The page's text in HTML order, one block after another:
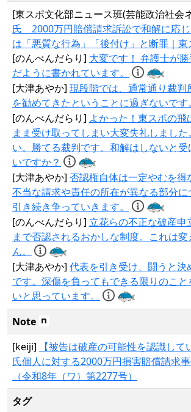
[東スポ文化部ニュース班(芸能政治社会
氏 2000万円賠償請求訴訟で和解に応
は「悪質な行為」「後付け」と断罪｜東
[のんべんだらり] 大変です！ 弁護士が
だように書かれています。
[大津あやか] 現段階では、通常通り裁判
を勧めてきたということに過ぎないです。
[のんべんだらり] よかった！東スポの
まま受け取ってしまい大変失礼しました
い。勝てる裁判です。和解はしないと
いですか？
[大津あやか] 否認権自体は一定やむを得
不当な請求や責任の所在が異なる部分
引き続き争っていきます。
[のんべんだらり] 立花らの不正な破産申
まで否認されるおかしな制度。これは
ん。
[大津あやか] 代表を引き受け、闘うと決
です。深傷を負ってもできる限りのこ
いと思っています。
Note
[keiji]
【被告は破産の可能性を認識して
氏個人に対する2000万円損害賠償請求
（令和8年（ワ）第2277号）
タグ